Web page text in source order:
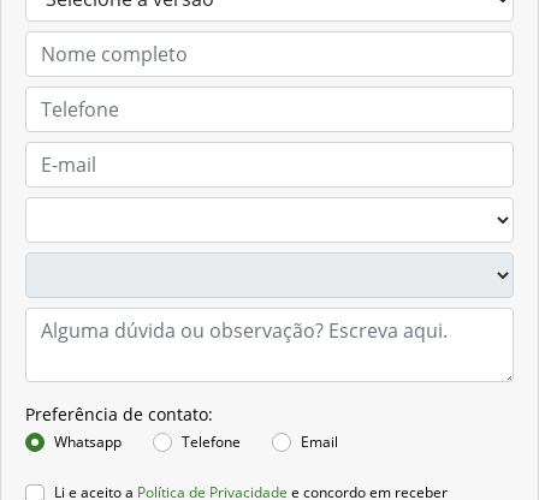
Preferência de contato:
Whatsapp Telefone Email
Li e aceito a Política de Privacidade e concordo em receber